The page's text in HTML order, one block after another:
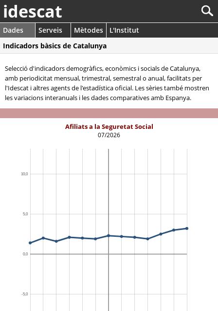
idescat
Dades Serveis Mètodes
L'Institut
Indicadors bàsics de Catalunya
Selecció d'indicadors demogràfics, econòmics i socials de Catalunya,
amb periodicitat mensual, trimestral, semestral o anual, facilitats per
l'Idescat i altres agents de l'estadística oficial. Les sèries també mostren
les variacions interanuals i les dades comparatives amb Espanya.
Afiliats a la Seguretat Social
07/2026